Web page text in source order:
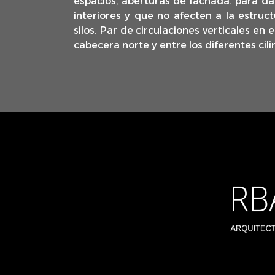
interiores y que no afecten a la
silos. Par de circulaciones verticales en
cabecera norte y entre los diferentes